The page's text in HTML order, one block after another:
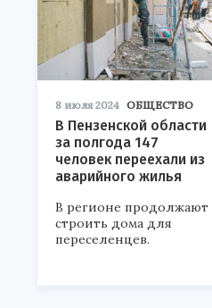
8 июля 2024 ОБЩЕСТВО
В Пензенской области
за полгода 147
человек переехали из
аварийного жилья
В регионе продолжают
строить дома для
переселенцев.